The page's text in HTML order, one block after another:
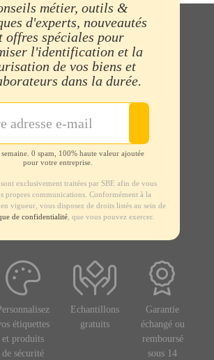
métier, outils &
d'experts, nouveautés
offres spéciales pour
l'identification et la
de vos biens et
dans la durée.
0 spam, 100% haute valeur ajoutée
pour votre entreprise.
sont exclusivement traitées par SBE afin de vous
propres communications. Conformément à la
vigueur, vous disposez de droits listés au sein de
de confidentialité, que vous pouvez exercer.
étiquettes
et produits
de sécurité
Echantillons
gratuits
Garantie
échangé ou
remboursé
sous 14